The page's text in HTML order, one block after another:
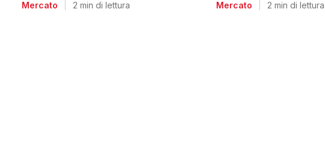
Mercato 2 min di lettura Mercato 2 min di lettura